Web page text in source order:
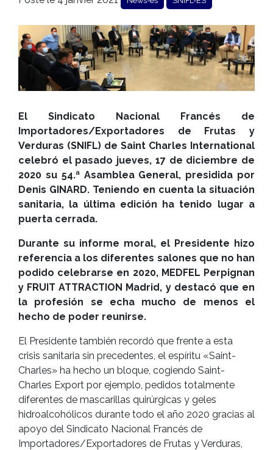
El Sindicato Nacional Francés de
Importadores/Exportadores de Frutas y
Verduras (SNIFL) de Saint Charles International
celebró el pasado jueves, 17 de diciembre de
2020 su 54.ª Asamblea General, presidida por
Denis GINARD. Teniendo en cuenta la situación
sanitaria, la última edición ha tenido lugar a
puerta cerrada.
Durante su informe moral, el Presidente hizo
referencia a los diferentes salones que no han
podido celebrarse en 2020, MEDFEL Perpignan
y FRUIT ATTRACTION Madrid, y destacó que en
la profesión se echa mucho de menos el
hecho de poder reunirse.
El Presidente también recordó que frente a esta
crisis sanitaria sin precedentes, el espíritu «Saint-
Charles» ha hecho un bloque, cogiendo Saint-
Charles Export por ejemplo, pedidos totalmente
diferentes de mascarillas quirúrgicas y geles
hidroalcohólicos durante todo el año 2020 gracias al
apoyo del Sindicato Nacional Francés de
Importadores/Exportadores de Frutas y Verduras,